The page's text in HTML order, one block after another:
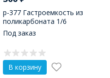
р-377 Гастроемкость из
поликарбоната 1/6
(176х162х65)
Под заказ
В корзину